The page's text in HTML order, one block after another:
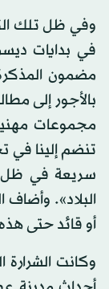
وفي ظل تلك
مضمون
بالأجور إلى
مجموعات
تنضم إلينا في
سريعة في ظل
البلاد».
أو قائد حتى
وكانت الشرارة